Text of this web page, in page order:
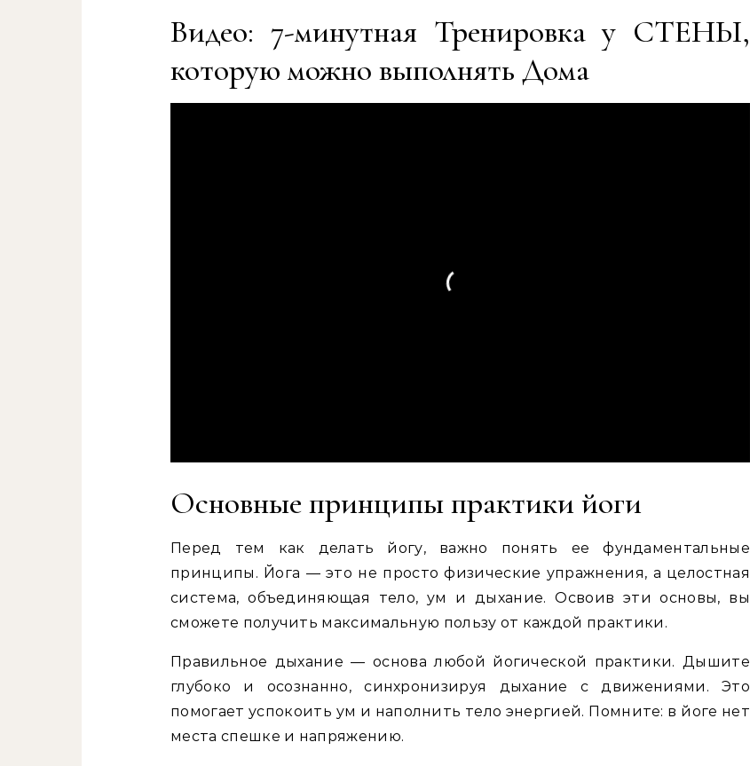
Видео: 7-минутная Тренировка у СТЕНЫ,
которую можно выполнять Дома
Основные принципы практики йоги
Перед тем как делать йогу, важно понять ее фундаментальные
принципы. Йога — это не просто физические упражнения, а целостная
система, объединяющая тело, ум и дыхание. Освоив эти основы, вы
сможете получить максимальную пользу от каждой практики.
Правильное дыхание — основа любой йогической практики. Дышите
глубоко и осознанно, синхронизируя дыхание с движениями. Это
помогает успокоить ум и наполнить тело энергией. Помните: в йоге нет
места спешке и напряжению.